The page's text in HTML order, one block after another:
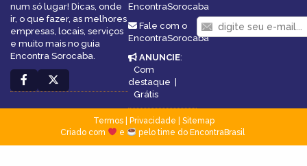
num só lugar! Dicas, onde
ir, o que fazer, as melhores
empresas, locais, serviços
e muito mais no guia
Encontra Sorocaba.
EncontraSorocaba
Fale com o
EncontraSorocaba
ANUNCIE:
Com
destaque |
Grátis
Termos| Privacidade
Sitemap
Criado com
e pelo time do EncontraBrasil